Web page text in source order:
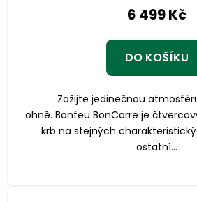
je
z
6 499 Kč
DO KOŠÍKU
Zažijte jedinečnou
ohně. Bonfeu BonCarre je
krb na stejných
ostatní...